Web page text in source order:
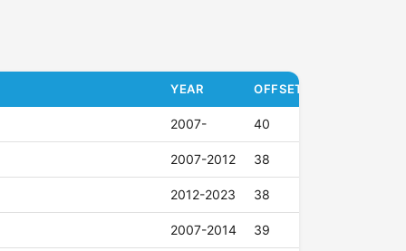
YEAR OFFSET (ET)
2007- 40
2007-2012 38
2012-2023 38
2007-2014 39